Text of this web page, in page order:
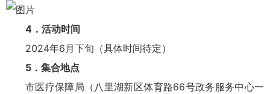
4．活动时间
2024年6月下旬（具体时间待定）
5．集合地点
市医疗保障局（八里湖新区体育路66号政务服务中心一